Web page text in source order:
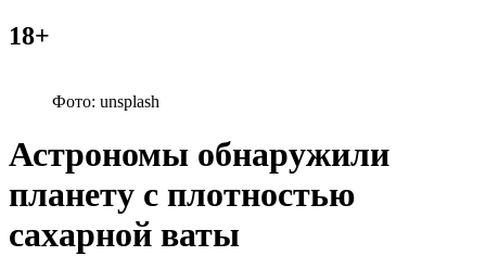
18+
Фото: unsplash
Астрономы обнаружили
планету с плотностью
сахарной ваты